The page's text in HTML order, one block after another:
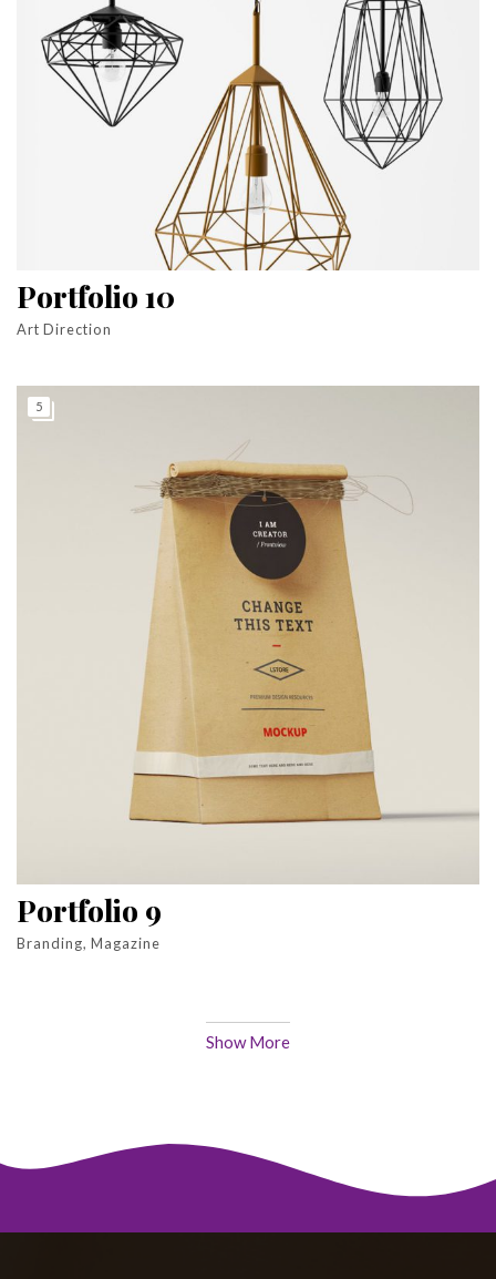
Portfolio 10
Art Direction
5
Portfolio 9
Branding, Magazine
Show More